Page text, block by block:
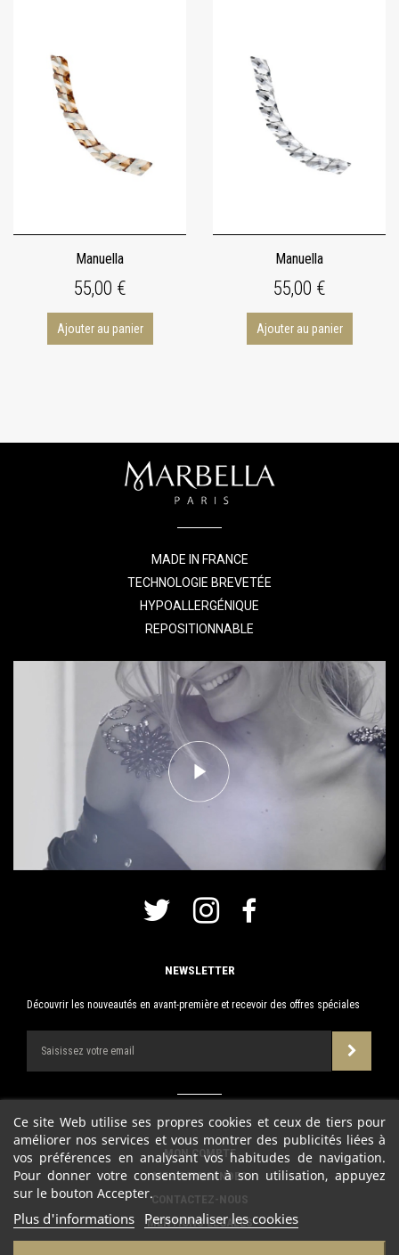
Manuella
55,00 €
Ajouter au panier
Manuella
55,00 €
Ajouter au panier
MADE IN FRANCE
TECHNOLOGIE BREVETÉE
HYPOALLERGÉNIQUE
REPOSITIONNABLE
Ce site Web utilise ses propres cookies et ceux de tiers pour
améliorer nos services et vous montrer des publicités liées à
vos préférences en analysant vos habitudes de navigation.
Pour donner votre consentement à son utilisation, appuyez
sur le bouton Accepter.
Plus d'informations Personnaliser les cookies
NEWSLETTER
Découvrir les nouveautés en avant-première et recevoir des offres spéciales
MON COMPTE
MES COMMANDES
CONTACTEZ-NOUS
MENTIONS LÉGALES
CONDITIONS D'UTILISATION